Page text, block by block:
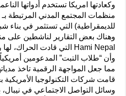
وكعادتها امريكا تستخدم أدواتها
للديمقراطية) التي تستثمر في بناء
وأن “طلاب التبت” المدعومين
مما جعل المواجهة الرقمية تاخذ
قامت شركات التكنولوجيا الأمريكية
وسائل التواصل الاجتماعي في